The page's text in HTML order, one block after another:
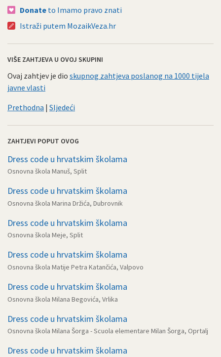
Donate to Imamo pravo znati
Istraži putem MozaikVeza.hr
VIŠE ZAHTJEVA U OVOJ SKUPINI
Ovaj zahtjev je dio skupnog zahtjeva poslanog na 1000 tijela
javne vlasti
Prethodna | Sljedeći
ZAHTJEVI POPUT OVOG
Dress code u hrvatskim školama
Osnovna škola Manuš, Split
Dress code u hrvatskim školama
Osnovna škola Marina Držića, Dubrovnik
Dress code u hrvatskim školama
Osnovna škola Meje, Split
Dress code u hrvatskim školama
Osnovna škola Matije Petra Katančića, Valpovo
Dress code u hrvatskim školama
Osnovna škola Milana Begovića, Vrlika
Dress code u hrvatskim školama
Osnovna škola Milana Šorga - Scuola elementare Milan Šorga, Oprtalj
Dress code u hrvatskim školama